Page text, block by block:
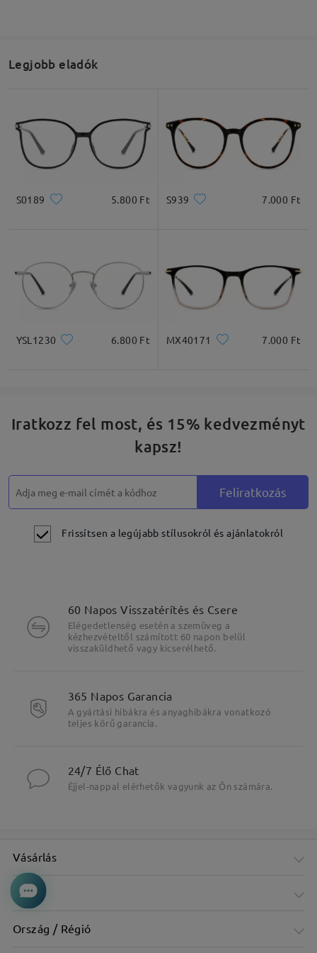
Legjobb eladók
S0189 5.800 Ft S939 7.000 Ft
YSL1230 6.800 Ft MX40171 7.000 Ft
Iratkozz fel most, és 15% kedvezményt
kapsz!
Feliratkozás
Frissítsen a legújabb stílusokról és ajánlatokról
60 Napos Visszatérítés és Csere
Elégedetlenség esetén a szemüveg a
kézhezvételtől számított 60 napon belül
visszaküldhető vagy kicserélhető.
365 Napos Garancia
A gyártási hibákra és anyaghibákra vonatkozó
teljes körű garancia.
24/7 Élő Chat
Éjjel-nappal elérhetők vagyunk az Ön számára.
Vásárlás
Cég
Ország / Régió